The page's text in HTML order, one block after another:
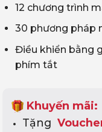
12 chương trình
30 phương pháp
Điều khiển bằng
phím tắt
Khuyến mãi:
Tặng